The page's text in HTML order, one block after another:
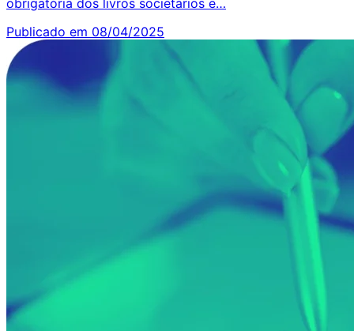
obrigatória dos livros societários e…
Publicado em 08/04/2025